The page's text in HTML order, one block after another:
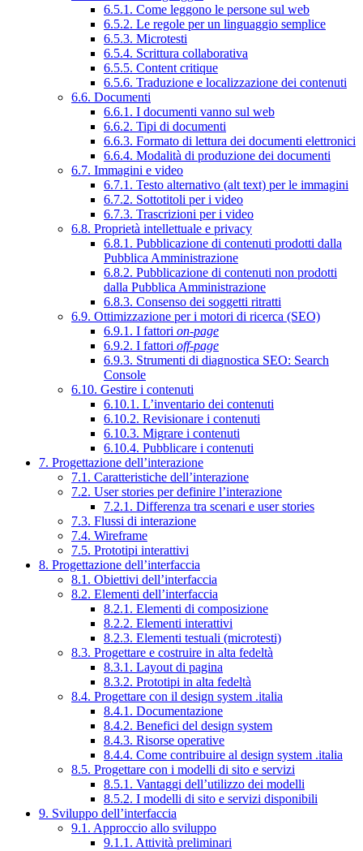
6.5.1. Come leggono le persone sul web
6.5.2. Le regole per un linguaggio semplice
6.5.3. Microtesti
6.5.4. Scrittura collaborativa
6.5.5. Content critique
6.5.6. Traduzione e localizzazione dei contenuti
6.6. Documenti
6.6.1. I documenti vanno sul web
6.6.2. Tipi di documenti
6.6.3. Formato di lettura dei documenti elettronici
6.6.4. Modalità di produzione dei documenti
6.7. Immagini e video
6.7.1. Testo alternativo (alt text) per le immagini
6.7.2. Sottotitoli per i video
6.7.3. Trascrizioni per i video
6.8. Proprietà intellettuale e privacy
6.8.1. Pubblicazione di contenuti prodotti dalla
Pubblica Amministrazione
6.8.2. Pubblicazione di contenuti non prodotti
dalla Pubblica Amministrazione
6.8.3. Consenso dei soggetti ritratti
6.9. Ottimizzazione per i motori di ricerca (SEO)
6.9.1. I fattori on-page
6.9.2. I fattori off-page
6.9.3. Strumenti di diagnostica SEO: Search
Console
6.10. Gestire i contenuti
6.10.1. L’inventario dei contenuti
6.10.2. Revisionare i contenuti
6.10.3. Migrare i contenuti
6.10.4. Pubblicare i contenuti
7. Progettazione dell’interazione
7.1. Caratteristiche dell’interazione
7.2. User stories per definire l’interazione
7.2.1. Differenza tra scenari e user stories
7.3. Flussi di interazione
7.4. Wireframe
7.5. Prototipi interattivi
8. Progettazione dell’interfaccia
8.1. Obiettivi dell’interfaccia
8.2. Elementi dell’interfaccia
8.2.1. Elementi di composizione
8.2.2. Elementi interattivi
8.2.3. Elementi testuali (microtesti)
8.3. Progettare e costruire in alta fedeltà
8.3.1. Layout di pagina
8.3.2. Prototipi in alta fedeltà
8.4. Progettare con il design system .italia
8.4.1. Documentazione
8.4.2. Benefici del design system
8.4.3. Risorse operative
8.4.4. Come contribuire al design system .italia
8.5. Progettare con i modelli di sito e servizi
8.5.1. Vantaggi dell’utilizzo dei modelli
8.5.2. I modelli di sito e servizi disponibili
9. Sviluppo dell’interfaccia
9.1. Approccio allo sviluppo
9.1.1. Attività preliminari